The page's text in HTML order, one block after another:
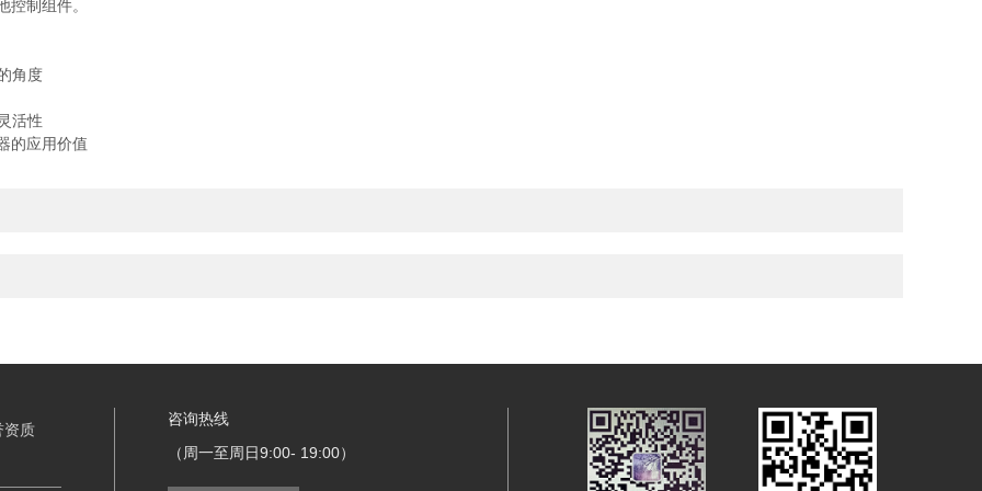
制组件。
角度
活性
的应用价值
资质
咨询热线
（周一至周日9:00- 19:00）